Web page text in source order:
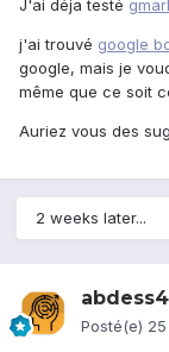
J'ai déja testé
j'ai trouvé google
google, mais je
même que ce soit
Auriez vous des
2 weeks later...
Posté(e)